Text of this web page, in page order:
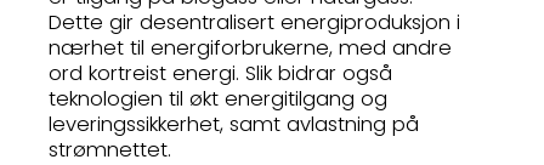
Dette gir desentralisert energiproduksjon i
nærhet til energiforbrukerne, med andre
ord kortreist energi. Slik bidrar også
teknologien til økt energitilgang og
leveringssikkerhet, samt avlastning på
strømnettet.